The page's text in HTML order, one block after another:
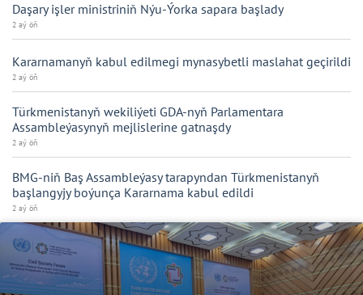
Daşary işler ministriniň Nýu-Ýorka sapara başlady
2 aý öň
Kararnamanyň kabul edilmegi mynasybetli maslahat geçirildi
2 aý öň
Türkmenistanyň wekiliýeti GDA-nyň Parlamentara
Assambleýasynyň mejlislerine gatnaşdy
2 aý öň
BMG-niň Baş Assambleýasy tarapyndan Türkmenistanyň
başlangyjy boýunça Kararnama kabul edildi
2 aý öň